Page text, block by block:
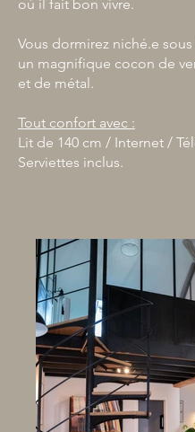
où il fait bon vivre.
Vous dormirez niché.e
un magnifique cocon de
et de métal.
Tout confort avec :
Lit de 140 cm / Internet /
Serviettes inclus.